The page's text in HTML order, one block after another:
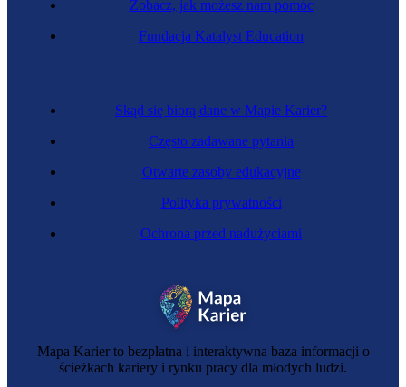
Mapa Karier to bezpłatna i interaktywna baza informacji o
ścieżkach kariery i rynku pracy dla młodych ludzi.
Skąd się biorą dane w Mapie Karier?
Często zadawane pytania
Otwarte zasoby edukacyjne
Polityka prywatności
Ochrona przed nadużyciami
Zobacz, jak możesz nam pomóc
Fundacja Katalyst Education